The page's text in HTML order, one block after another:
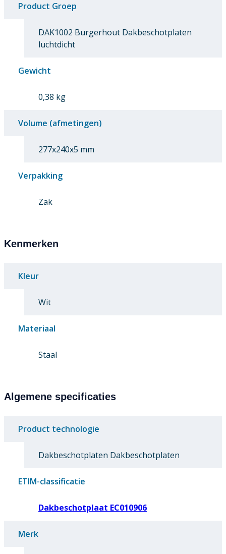
Product Groep
DAK1002 Burgerhout Dakbeschotplaten
luchtdicht
Gewicht
0,38 kg
Volume (afmetingen)
277x240x5 mm
Verpakking
Zak
Kenmerken
Kleur
Wit
Materiaal
Staal
Algemene specificaties
Product technologie
Dakbeschotplaten Dakbeschotplaten
ETIM-classificatie
Dakbeschotplaat EC010906
Merk